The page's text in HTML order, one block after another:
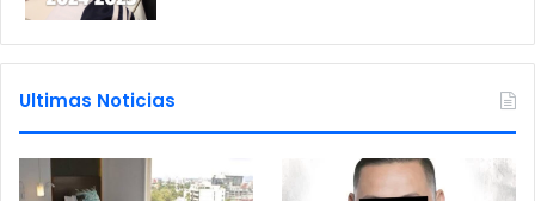
Ultimas Noticias